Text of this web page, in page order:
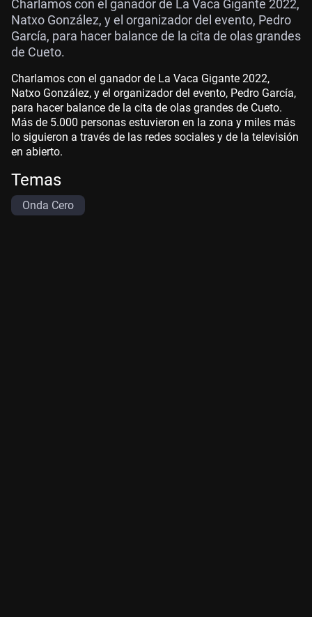
Charlamos con el ganador de La Vaca Gigante 2022,
Natxo González, y el organizador del evento, Pedro
García, para hacer balance de la cita de olas grandes
de Cueto.
Charlamos con el ganador de La Vaca Gigante 2022,
Natxo González, y el organizador del evento, Pedro García,
para hacer balance de la cita de olas grandes de Cueto.
Más de 5.000 personas estuvieron en la zona y miles más
lo siguieron a través de las redes sociales y de la televisión
en abierto.
Temas
Onda Cero